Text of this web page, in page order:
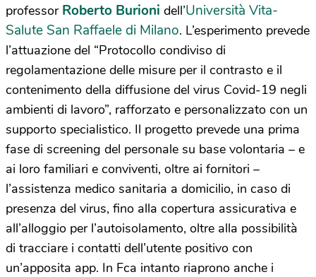
professor Roberto Burioni dell’Università Vita-
Salute San Raffaele di Milano. L’esperimento prevede
l’attuazione del “Protocollo condiviso di
regolamentazione delle misure per il contrasto e il
contenimento della diffusione del virus Covid-19 negli
ambienti di lavoro”, rafforzato e personalizzato con un
supporto specialistico. Il progetto prevede una prima
fase di screening del personale su base volontaria – e
ai loro familiari e conviventi, oltre ai fornitori –
l’assistenza medico sanitaria a domicilio, in caso di
presenza del virus, fino alla copertura assicurativa e
all’alloggio per l’autoisolamento, oltre alla possibilità
di tracciare i contatti dell’utente positivo con
un’apposita app. In Fca intanto riaprono anche i